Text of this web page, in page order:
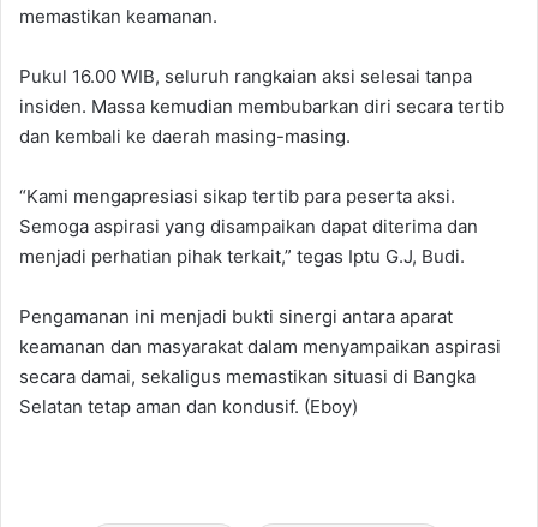
memastikan keamanan.
Pukul 16.00 WIB, seluruh rangkaian aksi selesai tanpa
insiden. Massa kemudian membubarkan diri secara tertib
dan kembali ke daerah masing-masing.
“Kami mengapresiasi sikap tertib para peserta aksi.
Semoga aspirasi yang disampaikan dapat diterima dan
menjadi perhatian pihak terkait,” tegas Iptu G.J, Budi.
Pengamanan ini menjadi bukti sinergi antara aparat
keamanan dan masyarakat dalam menyampaikan aspirasi
secara damai, sekaligus memastikan situasi di Bangka
Selatan tetap aman dan kondusif. (Eboy)